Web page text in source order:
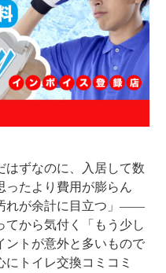
はずなのに、入居して数
ったより費用が膨らん
れが余計に目立つ」――
てから気付く「もう少し
ントが意外と多いもので
トイレ交換コミコミ